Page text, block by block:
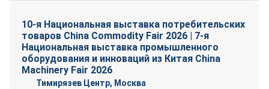
10-я Национальная выставка потребительских
товаров China Commodity Fair 2026 | 7-я
Национальная выставка промышленного
оборудования и инноваций из Китая China
Machinery Fair 2026
Тимирязев Центр, Москва